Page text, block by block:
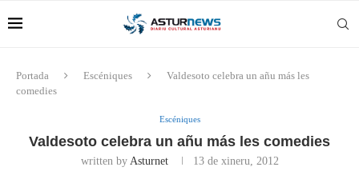
Portada Escéniques
Valdesoto celebra un añu más les
comedies
Escéniques
Valdesoto celebra un añu más les comedies
written by Asturnet 13 de xineru, 2012